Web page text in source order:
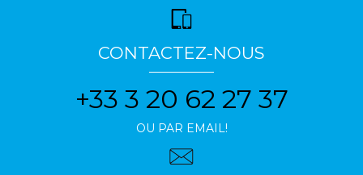
CONTACTEZ-NOUS
+33 3 20 62 27 37
OU PAR EMAIL!